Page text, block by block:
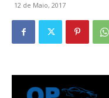
12 de Maio, 2017